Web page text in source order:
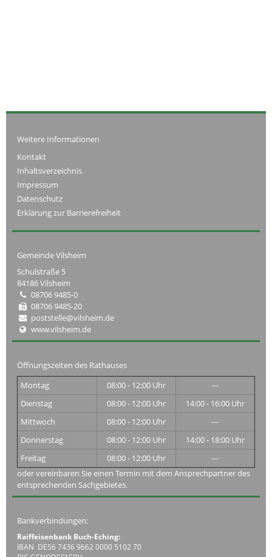
Weitere Informationen
Kontakt
Inhaltsverzeichnis
Impressum
Datenschutz
Erklärung zur Barrierefreiheit
Gemeinde Vilsheim
Schulstraße 5
84186 Vilsheim
08706 9485-0
08706 9485-20
poststelle@vilsheim.de
www.vilsheim.de
Öffnungszeiten des Rathauses
Montag
08:00 - 12:00 Uhr
---
Dienstag
08:00 - 12:00 Uhr
14:00 - 16:00 Uhr
Mittwoch
08:00 - 12:00 Uhr
---
Donnerstag
08:00 - 12:00 Uhr
14:00 - 18:00 Uhr
Freitag
08:00 - 12:00 Uhr
---
oder vereinbaren Sie einen Termin mit dem Ansprechpartner des
entsprechenden Sachgebietes.
Bankverbindungen:
Raiffeisenbank Buch-Eching:
IBAN DE56 7436 9662 0000 5102 70